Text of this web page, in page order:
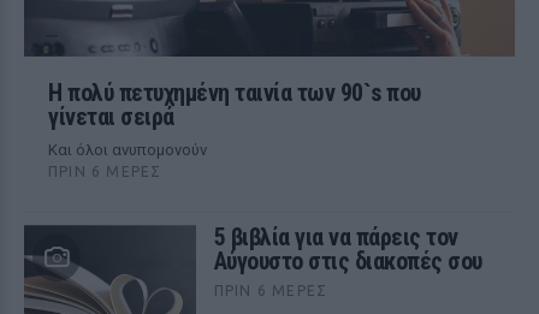
Η πολύ πετυχημένη ταινία των 90`s που
γίνεται σειρά
Και όλοι ανυπομονούν
ΠΡΙΝ 6 ΜΈΡΕΣ
5 βιβλία για να πάρεις τον
Αύγουστο στις διακοπές σου
ΠΡΙΝ 6 ΜΈΡΕΣ